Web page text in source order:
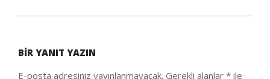
30
BIR YANIT YAZIN
E-posta adresiniz yayınlanmayacak. Gerekli alanlar * ile